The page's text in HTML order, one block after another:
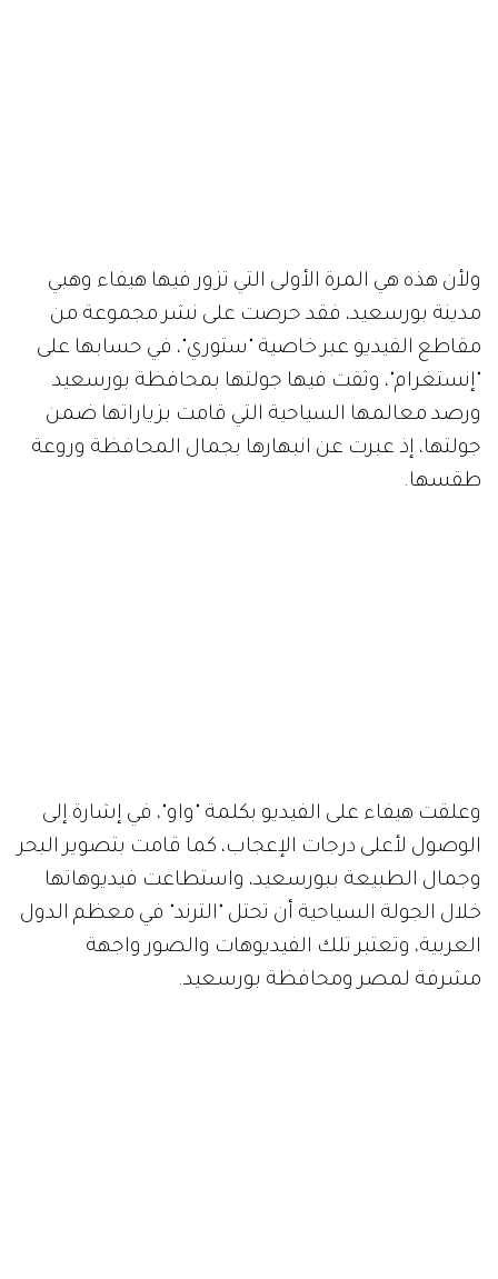
ولأن هذه هي المرة الأولى التي تزور فيها هيفاء وهبي
مدينة بورسعيد، فقد حرصت على نشر مجموعة من
مقاطع الفيديو عبر خاصية "ستوري"، في حسابها على
"إنستغرام"، وثقت فيها جولتها بمحافظة بورسعيد
ورصد معالمها السياحية التي قامت بزياراتها ضمن
جولتها، إذ عبرت عن انبهارها بجمال المحافظة وروعة
طقسها.
وعلقت هيفاء على الفيديو بكلمة "واو"، في إشارة إلى
الوصول لأعلى درجات الإعجاب، كما قامت بتصوير البحر
وجمال الطبيعة ببورسعيد، واستطاعت فيديوهاتها
خلال الجولة السياحية أن تحتل "الترند" في معظم الدول
العربية، وتعتبر تلك الفيديوهات والصور واجهة
مشرفة لمصر ومحافظة بورسعيد.